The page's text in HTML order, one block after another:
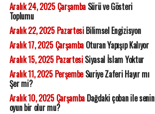
Aralık 24, 2025 ÇarşambaSürü ve Gösteri
Toplumu
Aralık 22, 2025 PazartesiBilimsel Engizisyon
Aralık 17, 2025 ÇarşambaOturan Yapışıp Kalıyor
Aralık 15, 2025 PazartesiSiyasal İslam Yoktur
Aralık 11, 2025 PerşembeSuriye Zaferi Hayır mı
Şer mi?
Aralık 10, 2025 ÇarşambaDağdaki çoban ile senin
oyun bir olur mu?